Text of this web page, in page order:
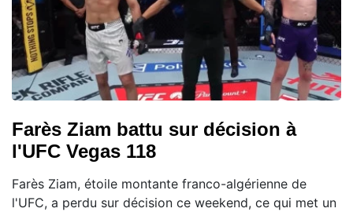
Farès Ziam battu sur décision à
l'UFC Vegas 118
Farès Ziam, étoile montante franco-algérienne de
l'UFC, a perdu sur décision ce weekend, ce qui met un